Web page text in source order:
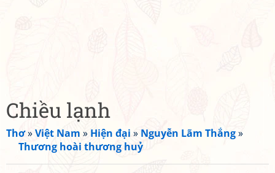
Chiều lạnh
Thơ»Việt Nam » Hiện đại » Nguyễn Lãm Thắng»
Thương hoài thương huỷ